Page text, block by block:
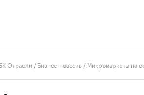
Отрасли / Бизнес-новость / Микромаркеты на